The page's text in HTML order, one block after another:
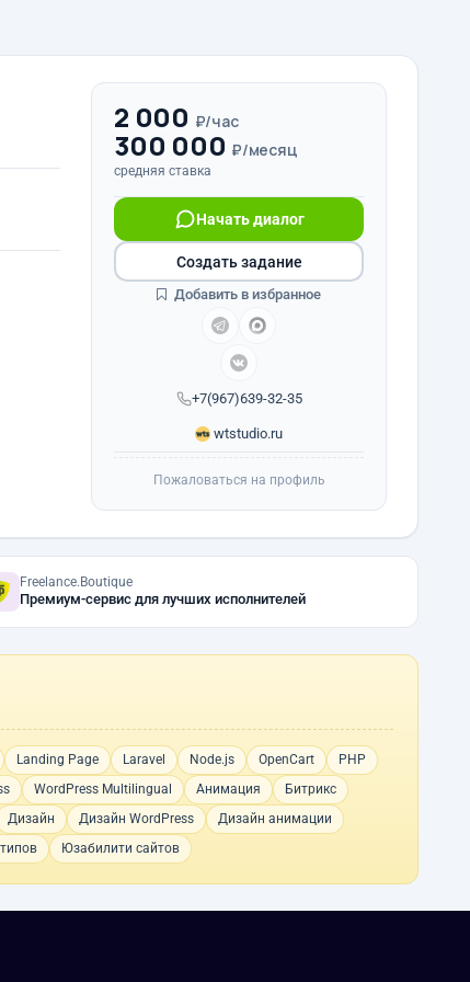
2 000 ₽/час
300 000 ₽/месяц
средняя ставка
+7(967)639-32-35
Начать диалог
wtstudio.ru
Создать задание
Добавить в избранное
Пожаловаться на профиль
Freelance.Boutique
Премиум-сервис для лучших исполнителей
Landing Page Laravel Node.js OpenCart
PHP
WordPress Multilingual Анимация
Битрикс
Дизайн Дизайн WordPress
Дизайн анимации
Юзабилити сайтов